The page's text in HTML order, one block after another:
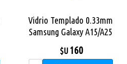
Vidrio Templado 0.33mm
Samsung Galaxy A15/A25
$U 160